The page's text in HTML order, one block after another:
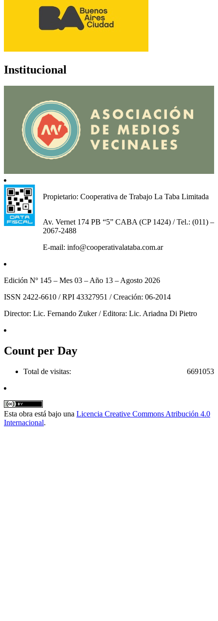
Institucional
Propietario: Cooperativa de Trabajo La Taba Limitada
Av. Vernet 174 PB “5” CABA (CP 1424) / Tel.: (011) –
2067-2488
E-mail: info@cooperativalataba.com.ar
Edición Nº 145 – Mes 03 – Año 13 – Agosto 2026
ISSN 2422-6610 / RPI 43327951 / Creación: 06-2014
Director: Lic. Fernando Zuker / Editora: Lic. Ariadna Di Pietro
Count per Day
6691053
Total de visitas:
Esta obra está bajo una Licencia Creative Commons Atribución 4.0
Internacional.